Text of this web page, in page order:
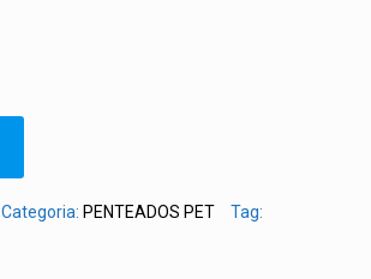
Categoria: PENTEADOS PET Tag: